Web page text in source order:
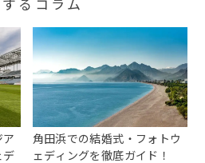
るコラム
ア
デ
角田浜での結婚式・フォトウ
ェディングを徹底ガイド！